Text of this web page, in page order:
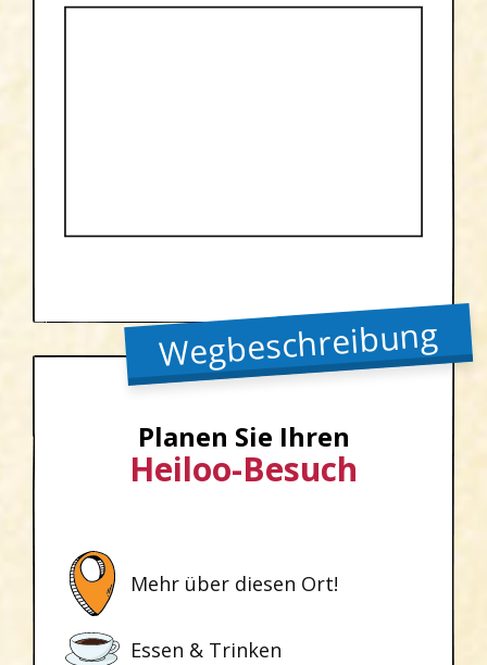
Wegbeschreibung
Planen Sie Ihren
Heiloo-Besuch
Mehr über diesen Ort!
Essen & Trinken